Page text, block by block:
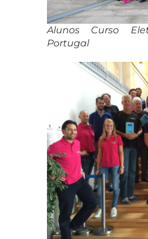
Alunos Curso
Portugal